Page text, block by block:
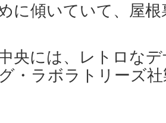
に傾いていて、屋
央には、レトロな
・ラボラトリーズ